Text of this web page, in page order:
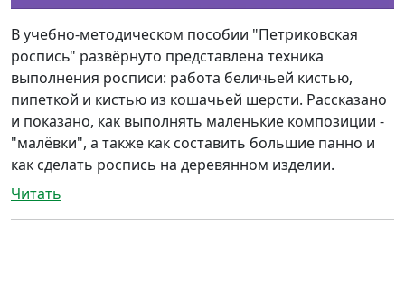
В учебно-методическом пособии "Петриковская
роспись" развёрнуто представлена техника
выполнения росписи: работа беличьей кистью,
пипеткой и кистью из кошачьей шерсти. Рассказано
и показано, как выполнять маленькие композиции -
"малёвки", а также как составить большие панно и
как сделать роспись на деревянном изделии.
Читать